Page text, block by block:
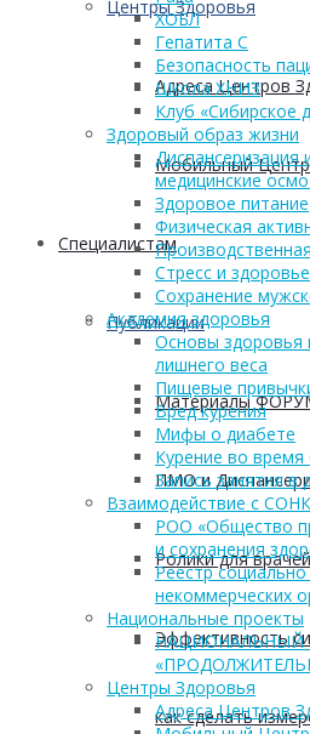
Центры Здоровья
Адреса Центров
Мобильный
Cпециалистам
Публикации
Материалы
ПМО и
Ролики для врачей
Эффективность
как сделать
ХОБЛ
Гепатита С
Безопасность
Школа ХНИЗ
Клуб «Сибирское
Здоровый образ жизни
Диспансеризация
медицинские
Здоровое питание
Физическая
Стресс и здоровье
Сохранение
Академия здоровья
Основы здоровья
лишнего веса
Пищевые
Вред курения
Мифы о диабете
Курение во
Запись занятия в
Взаимодействие с
РОО «Общество
и сохранения
Реестр
некоммерческих
Национальные проекты
НАЦИОНАЛЬНЫЙ
Центры Здоровья
Адреса Центров